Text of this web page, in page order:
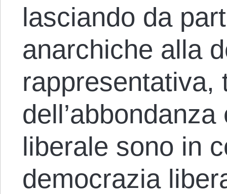
lasciando da
anarchiche alla
rappresentativa,
liberale sono in
democrazia